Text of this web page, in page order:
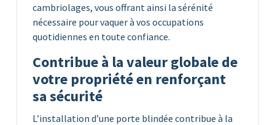
cambriolages, vous offrant ainsi la sérénité
nécessaire pour vaquer à vos occupations
quotidiennes en toute confiance.
Contribue à la valeur globale de
votre propriété en renforçant
sa sécurité
L’installation d’une porte blindée contribue à la